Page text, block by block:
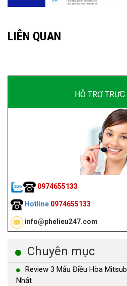
LIÊN QUAN
HỖ TRỢ TRỰC
0974655133
Hotline 0974655133
info@phelieu247.com
Chuyên mục
Review 3 Mẫu Điều Hòa
Nhất